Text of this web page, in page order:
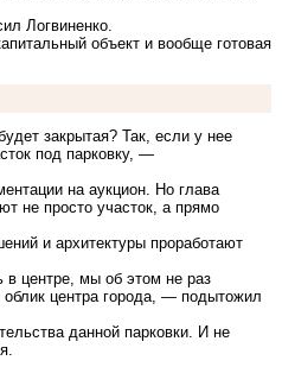
Логвиненко.
объект и вообще готовая
закрытая? Так, если у нее
под парковку, —
на аукцион. Но глава
не просто участок, а прямо
и архитектуры проработают
центре, мы об этом не раз
облик центра города, — подытожил
данной парковки. И не